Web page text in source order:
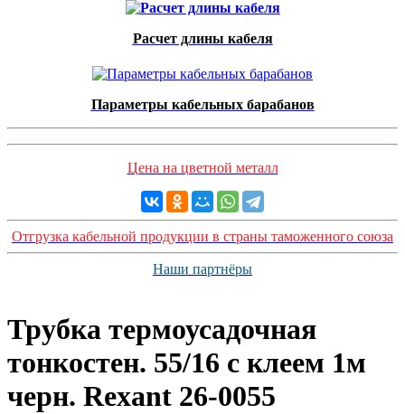
Расчет длины кабеля
Параметры кабельных барабанов
Цена на цветной металл
Отгрузка кабельной продукции в страны таможенного союза
Наши партнёры
Трубка термоусадочная
тонкостен. 55/16 с клеем 1м
черн. Rexant 26-0055